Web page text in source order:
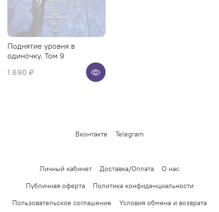
Поднятие уровня в
одиночку. Том 9
1 690 ₽
Вконтакте Telegram
Личный кабинет Доставка/Оплата
О нас
Публичная оферта
Политика конфиденциальности
Пользовательское соглашение
Условия обмена и возврата